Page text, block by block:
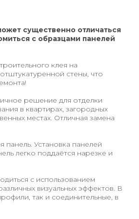
существенно отличаться
с образцами панелей
клея на
стены, что
решение для отделки
в квартирах, загородных
местах. Отличная замена
панель. Установка панелей
легко поддаётся нарезке и
с использованием
визуальных эффектов. В
так и соединительные, в